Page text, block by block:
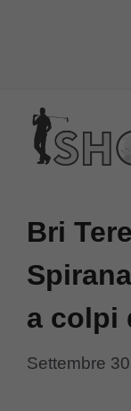
contenuto
Bri
a colpi
Settembre